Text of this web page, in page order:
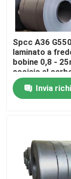
Controllo di
Contattici
Richieda una
Parti della
piatto di
Spcc A36
laminato a
bobine 0,8 -
acciaio al
Invia